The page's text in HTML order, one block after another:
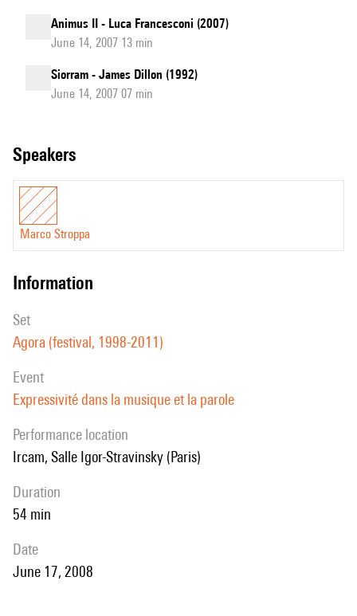
Animus II - Luca Francesconi (2007)
June 14, 2007 13 min
Siorram - James Dillon (1992)
June 14, 2007 07 min
speakers
Marco Stroppa
information
set
Agora (festival, 1998-2011)
event
Expressivité dans la musique et la parole
performance location
Ircam, Salle Igor-Stravinsky (Paris)
duration
54 min
date
June 17, 2008